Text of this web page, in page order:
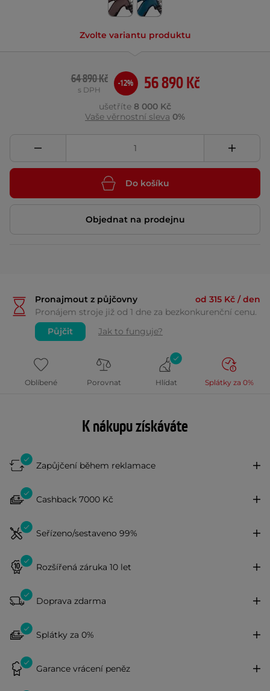
Zvolte variantu produktu
56 890 Kč
64 890 Kč
s DPH
-12%
ušetříte 8 000 Kč
Vaše věrnostní sleva 0%
Do košíku
Objednat na prodejnu
od 315 Kč / den
Pronajmout z půjčovny
Pronájem stroje již od 1 dne za bezkonkurenční cenu.
Půjčit
Jak to funguje?
Oblíbené Porovnat Hlídat Splátky za 0%
K nákupu získáváte
Zapůjčení během reklamace
Cashback 7000 Kč
Seřízeno/sestaveno 99%
Rozšířená záruka 10 let
Doprava zdarma
Splátky za 0%
Garance vrácení peněz